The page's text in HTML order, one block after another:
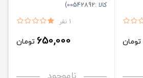
تومان
کالا :00542892)
1 نفر
650,000 تومان